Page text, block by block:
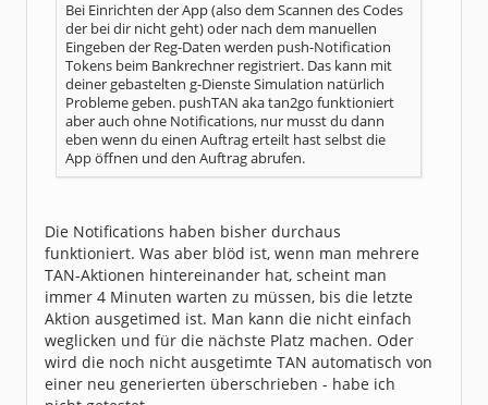
Bei Einrichten der App (also dem Scannen des Codes
der bei dir nicht geht) oder nach dem manuellen
Eingeben der Reg-Daten werden push-Notification
Tokens beim Bankrechner registriert. Das kann mit
deiner gebastelten g-Dienste Simulation natürlich
Probleme geben. pushTAN aka tan2go funktioniert
aber auch ohne Notifications, nur musst du dann
eben wenn du einen Auftrag erteilt hast selbst die
App öffnen und den Auftrag abrufen.
Die Notifications haben bisher durchaus
funktioniert. Was aber blöd ist, wenn man mehrere
TAN-Aktionen hintereinander hat, scheint man
immer 4 Minuten warten zu müssen, bis die letzte
Aktion ausgetimed ist. Man kann die nicht einfach
weglicken und für die nächste Platz machen. Oder
wird die noch nicht ausgetimte TAN automatisch von
einer neu generierten überschrieben - habe ich